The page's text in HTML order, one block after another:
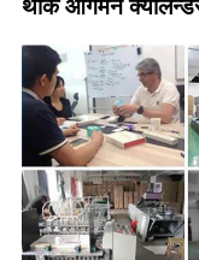
थोक आगमन क्यालेन्डर